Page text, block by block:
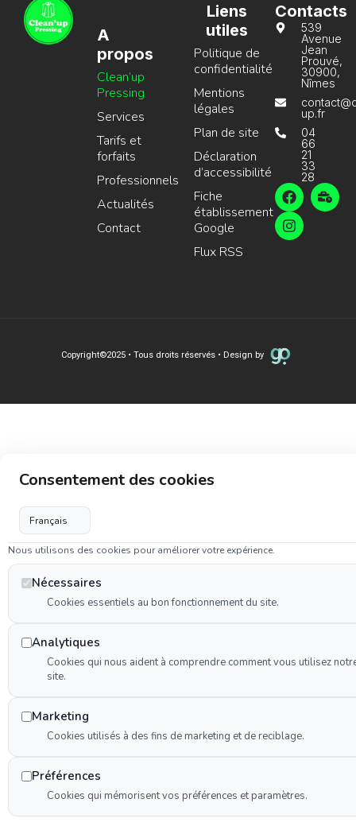
A
propos
Clean’up
Pressing
Services
Tarifs et
forfaits
Professionnels
Actualités
Contact
Liens
utiles
Politique de
confidentialité
Mentions
légales
Plan de site
Déclaration
d’accessibilité
Fiche
établissement
Google
Flux RSS
Contacts
539
Avenue
Jean
Prouvé,
30900,
Nîmes
up.fr
04
66
21
33
28
Copyright©2025 • Tous droits réservés • Design by
Consentement des cookies
Nous utilisons des cookies pour améliorer votre expérience.
Nécessaires
Cookies essentiels au bon fonctionnement du site.
Analytiques
Cookies qui nous aident à comprendre comment vous utilisez
site.
Marketing
Cookies utilisés à des fins de marketing et de reciblage.
Préférences
Cookies qui mémorisent vos préférences et paramètres.